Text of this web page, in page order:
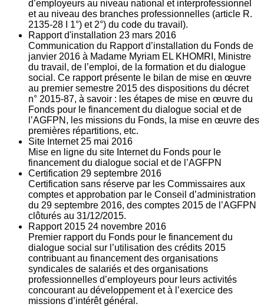
d’employeurs au niveau national et interprofessionnel
et au niveau des branches professionnelles (article R.
2135‐28 I 1°) et 2°) du code du travail).
Rapport d'installation 23 mars 2016
Communication du Rapport d’installation du Fonds de
janvier 2016 à Madame Myriam EL KHOMRI, Ministre
du travail, de l’emploi, de la formation et du dialogue
social. Ce rapport présente le bilan de mise en œuvre
au premier semestre 2015 des dispositions du décret
n° 2015-87, à savoir : les étapes de mise en œuvre du
Fonds pour le financement du dialogue social et de
l’AGFPN, les missions du Fonds, la mise en œuvre des
premières répartitions, etc.
Site Internet 25 mai 2016
Mise en ligne du site Internet du Fonds pour le
financement du dialogue social et de l’AGFPN
Certification 29 septembre 2016
Certification sans réserve par les Commissaires aux
comptes et approbation par le Conseil d’administration
du 29 septembre 2016, des comptes 2015 de l’AGFPN
clôturés au 31/12/2015.
Rapport 2015 24 novembre 2016
Premier rapport du Fonds pour le financement du
dialogue social sur l’utilisation des crédits 2015
contribuant au financement des organisations
syndicales de salariés et des organisations
professionnelles d’employeurs pour leurs activités
concourant au développement et à l’exercice des
missions d’intérêt général.